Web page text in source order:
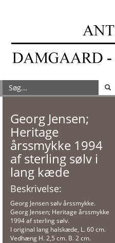
Georg Jensen;
Heritage
årssmykke 1994
af sterling sølv i
lang kæde
Beskrivelse:
Georg Jensen sølv årssmykke.
Georg Jensen; Heritage årssmykke
1994 af sterling sølv.
I original lang halskæde, L. 60 cm.
Vedhæng H. 2,5 cm. B. 2 cm.